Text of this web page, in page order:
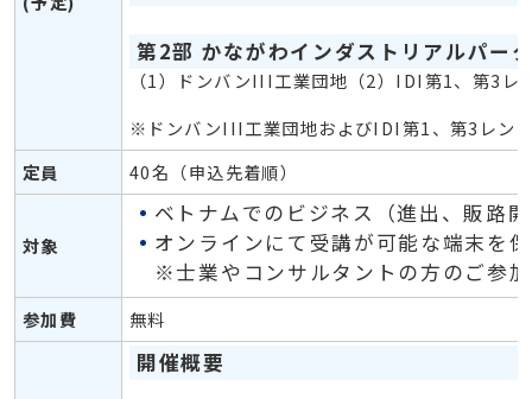
第2部 かながわインダストリアルパー
（1）ドンバンIII工業団地（2）IDI第1、第3レ
※ドンバンIII工業団地およびIDI第1、第3レン
定員
40名（申込先着順）
対象
ベトナムでのビジネス（進出、販路
オンラインにて受講が可能な端末を
※士業やコンサルタントの方のご参
参加費 無料
開催概要